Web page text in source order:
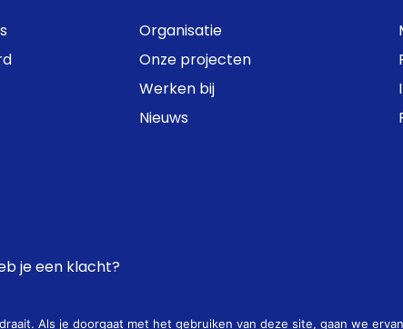
Organisatie
Onze projecten
Werken bij
Nieuws
je een klacht?
Als je doorgaat met het gebruiken van deze site, gaan we